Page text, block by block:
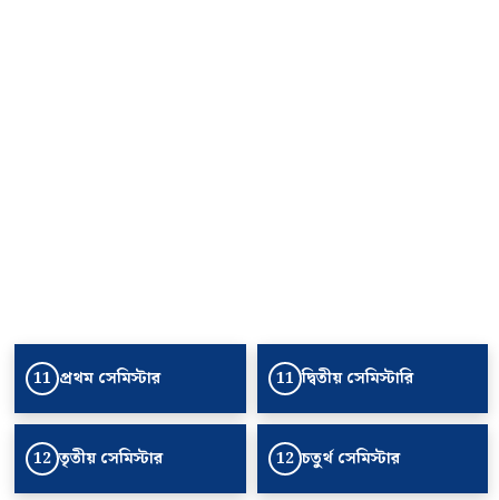
11 প্রথম সেমিস্টার 11 দ্বিতীয় সেমিস্টারি
12 তৃতীয় সেমিস্টার 12 চতুর্থ সেমিস্টার